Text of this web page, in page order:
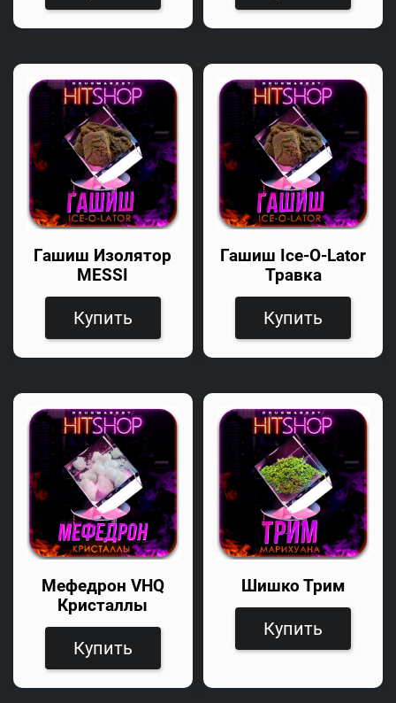
Гашиш Изолятор
MESSI
Купить
Гашиш Ice-O-Lator
Травка
Купить
Мефедрон VHQ
Кристаллы
Купить
Шишко Трим
Купить